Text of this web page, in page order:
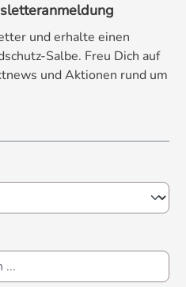
und erhalte einen
Salbe. Freu Dich auf
und Aktionen rund um